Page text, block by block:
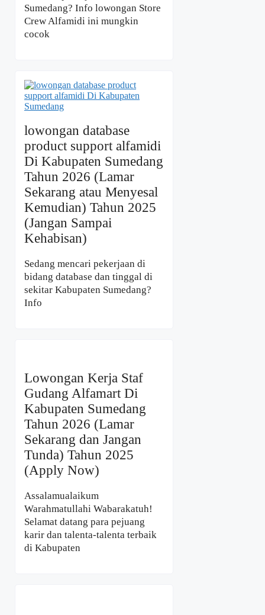
Sumedang? Info lowongan Store
Crew Alfamidi ini mungkin
cocok
lowongan database
product support alfamidi
Di Kabupaten Sumedang
Tahun 2026 (Lamar
Sekarang atau Menyesal
Kemudian) Tahun 2025
(Jangan Sampai
Kehabisan)
Sedang mencari pekerjaan di
bidang database dan tinggal di
sekitar Kabupaten Sumedang?
Info
Lowongan Kerja Staf
Gudang Alfamart Di
Kabupaten Sumedang
Tahun 2026 (Lamar
Sekarang dan Jangan
Tunda) Tahun 2025
(Apply Now)
Assalamualaikum
Warahmatullahi Wabarakatuh!
Selamat datang para pejuang
karir dan talenta-talenta terbaik
di Kabupaten